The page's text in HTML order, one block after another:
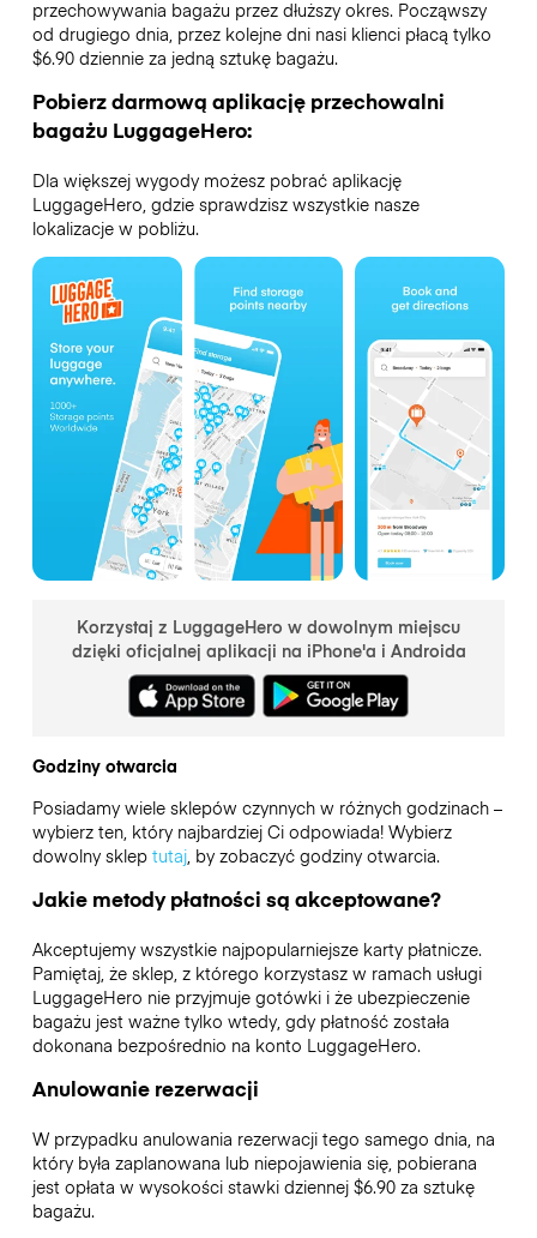
przechowywania bagażu przez dłuższy okres. Począwszy
od drugiego dnia, przez kolejne dni nasi klienci płacą tylko
$6.90 dziennie za jedną sztukę bagażu.
Pobierz darmową aplikację przechowalni
bagażu LuggageHero:
Dla większej wygody możesz pobrać aplikację
LuggageHero, gdzie sprawdzisz wszystkie nasze
lokalizacje w pobliżu.
Korzystaj z LuggageHero w dowolnym miejscu
dzięki oficjalnej aplikacji na iPhone'a i Androida
Godziny otwarcia
Posiadamy wiele sklepów czynnych w różnych godzinach –
wybierz ten, który najbardziej Ci odpowiada! Wybierz
dowolny sklep tutaj, by zobaczyć godziny otwarcia.
Jakie metody płatności są akceptowane?
Akceptujemy wszystkie najpopularniejsze karty płatnicze.
Pamiętaj, że sklep, z którego korzystasz w ramach usługi
LuggageHero nie przyjmuje gotówki i że ubezpieczenie
bagażu jest ważne tylko wtedy, gdy płatność została
dokonana bezpośrednio na konto LuggageHero.
Anulowanie rezerwacji
W przypadku anulowania rezerwacji tego samego dnia, na
który była zaplanowana lub niepojawienia się, pobierana
jest opłata w wysokości stawki dziennej $6.90 za sztukę
bagażu.